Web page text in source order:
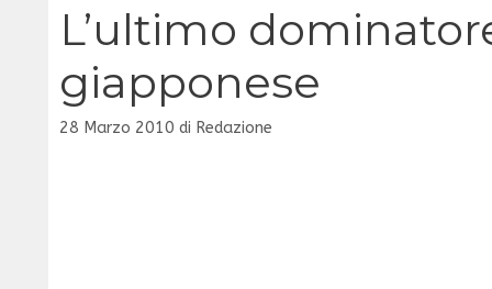
L’ultimo
giapponese
28 Marzo 2010 di Redazione